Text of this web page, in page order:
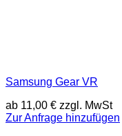
Samsung Gear VR
ab 11,00 € zzgl. MwSt
Zur Anfrage hinzufügen